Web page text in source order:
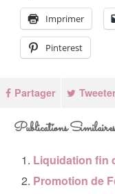
Imprimer
Pinterest
Partager
Publications
Liquidation fin
Promotion de